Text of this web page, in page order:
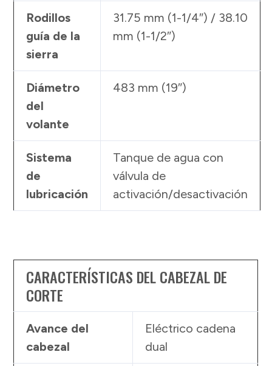
Rodillos
guía de la
sierra
31.75 mm (1-1/4″) / 38.10
mm (1-1/2″)
Diámetro
del
volante
483 mm (19″)
Sistema
de
lubricación
Tanque de agua con
válvula de
activación/desactivación
CARACTERÍSTICAS DEL CABEZAL DE
CORTE
Avance del
cabezal
Eléctrico cadena
dual